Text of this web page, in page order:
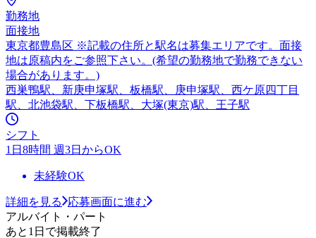
勤務地
面接地
東京都豊島区 ※記載の住所と駅名は募集エリアです。面接
地は原稿内をご参照下さい。(希望の勤務地で勤務できない
場合があります。)
西巣鴨駅、新庚申塚駅、板橋駅、庚申塚駅、西ケ原四丁目
駅、北池袋駅、下板橋駅、大塚(東京)駅、王子駅
シフト
1日8時間 週3日からOK
未経験OK
詳細を見る
応募画面に進む
アルバイト・パート
あと1日で掲載終了